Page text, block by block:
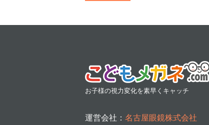
お子様の視力変化を素早くキャッチ
運営会社： 名古屋眼鏡株式会社